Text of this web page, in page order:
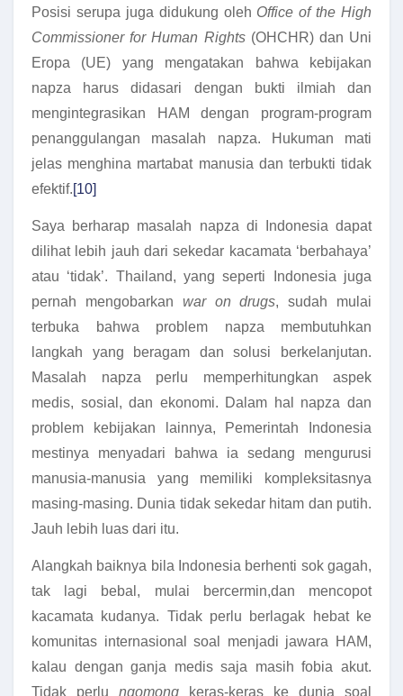
Posisi serupa juga didukung oleh Office of the High
Commissioner for Human Rights (OHCHR) dan Uni
Eropa (UE) yang mengatakan bahwa kebijakan
napza harus didasari dengan bukti ilmiah dan
mengintegrasikan HAM dengan program-program
penanggulangan masalah napza. Hukuman mati
jelas menghina martabat manusia dan terbukti tidak
efektif.[10]
Saya berharap masalah napza di Indonesia dapat
dilihat lebih jauh dari sekedar kacamata ‘berbahaya’
atau ‘tidak’. Thailand, yang seperti Indonesia juga
pernah mengobarkan war on drugs, sudah mulai
terbuka bahwa problem napza membutuhkan
langkah yang beragam dan solusi berkelanjutan.
Masalah napza perlu memperhitungkan aspek
medis, sosial, dan ekonomi. Dalam hal napza dan
problem kebijakan lainnya, Pemerintah Indonesia
mestinya menyadari bahwa ia sedang mengurusi
manusia-manusia yang memiliki kompleksitasnya
masing-masing. Dunia tidak sekedar hitam dan putih.
Jauh lebih luas dari itu.
Alangkah baiknya bila Indonesia berhenti sok gagah,
tak lagi bebal, mulai bercermin,dan mencopot
kacamata kudanya. Tidak perlu berlagak hebat ke
komunitas internasional soal menjadi jawara HAM,
kalau dengan ganja medis saja masih fobia akut.
Tidak perlu ngomong keras-keras ke dunia soal